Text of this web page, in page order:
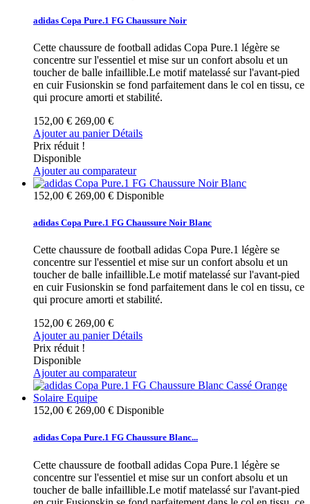
adidas Copa Pure.1 FG Chaussure Noir
Cette chaussure de football adidas Copa Pure.1 légère se
concentre sur l'essentiel et mise sur un confort absolu et un
toucher de balle infaillible.Le motif matelassé sur l'avant-pied
en cuir Fusionskin se fond parfaitement dans le col en tissu, ce
qui procure amorti et stabilité.
152,00 € 269,00 €
Ajouter au panier Détails
Prix réduit !
Disponible
Ajouter au comparateur
152,00 € 269,00 € Disponible
adidas Copa Pure.1 FG Chaussure Noir Blanc
Cette chaussure de football adidas Copa Pure.1 légère se
concentre sur l'essentiel et mise sur un confort absolu et un
toucher de balle infaillible.Le motif matelassé sur l'avant-pied
en cuir Fusionskin se fond parfaitement dans le col en tissu, ce
qui procure amorti et stabilité.
152,00 € 269,00 €
Ajouter au panier Détails
Prix réduit !
Disponible
Ajouter au comparateur
152,00 € 269,00 € Disponible
adidas Copa Pure.1 FG Chaussure Blanc...
Cette chaussure de football adidas Copa Pure.1 légère se
concentre sur l'essentiel et mise sur un confort absolu et un
toucher de balle infaillible.Le motif matelassé sur l'avant-pied